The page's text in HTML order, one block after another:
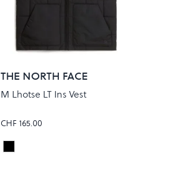
THE NORTH FACE
M Lhotse LT Ins Vest
CHF 165.00
Colour
TNF Black